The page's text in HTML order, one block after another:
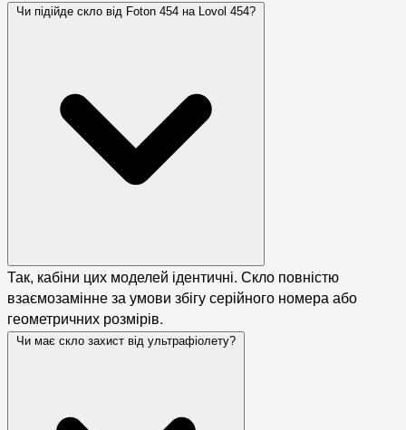
Чи підійде скло від Foton 454 на Lovol 454?
Так, кабіни цих моделей ідентичні. Скло повністю
взаємозамінне за умови збігу серійного номера або
геометричних розмірів.
Чи має скло захист від ультрафіолету?